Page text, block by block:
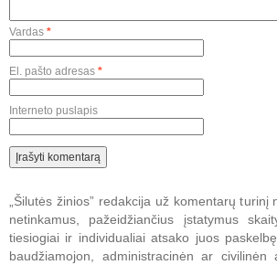
Vardas *
El. pašto adresas *
Interneto puslapis
„Šilutės žinios” redakcija už komentarų
netinkamus, pažeidžiančius įstatymus
tiesiogiai ir individualiai atsako juos
baudžiamojon, administracinėn ar civilinėn